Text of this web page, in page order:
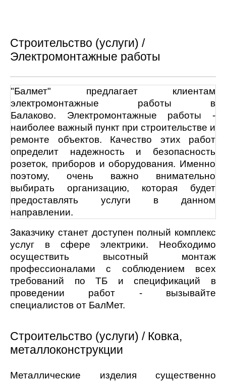
Строительство (услуги) /
Электромонтажные работы
"Балмет" предлагает клиентам
электромонтажные работы в
Балаково. Электромонтажные работы -
наиболее важный пункт при строительстве и
ремонте объектов. Качество этих работ
определит надежность и безопасность
розеток, приборов и оборудования. Именно
поэтому, очень важно внимательно
выбирать организацию, которая будет
предоставлять услуги в данном
направлении.
Заказчику станет доступен полный комплекс
услуг в сфере электрики. Необходимо
осуществить высотный монтаж
профессионалами с соблюдением всех
требований по ТБ и спецификаций в
проведении работ - вызывайте
специалистов от БалМет.
Строительство (услуги) / Ковка,
металлоконструкции
Металлические изделия существенно